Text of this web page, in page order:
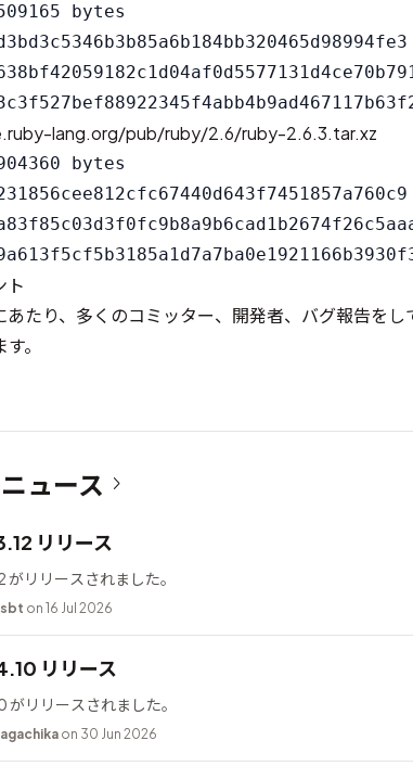
bytes
lang.org/pub/ruby/2.6/ruby-2.6.3.tar.xz
bytes
ト
あたり、多くのコミッター、開発者、バグ報告を
。
ュース
リリース
がリリースされました。
on 16 Jul 2026
リリース
がリリースされました。
on 30 Jun 2026